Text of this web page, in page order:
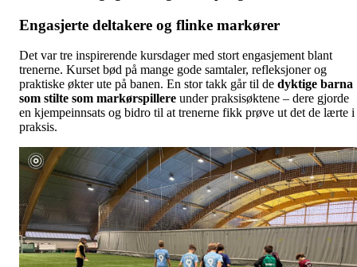
Engasjerte deltakere og flinke markører
Det var tre inspirerende kursdager med stort engasjement blant
trenerne. Kurset bød på mange gode samtaler, refleksjoner og
praktiske økter ute på banen. En stor takk går til de dyktige barna
som stilte som markørspillere under praksisøktene – dere gjorde
en kjempeinnsats og bidro til at trenerne fikk prøve ut det de lærte i
praksis.